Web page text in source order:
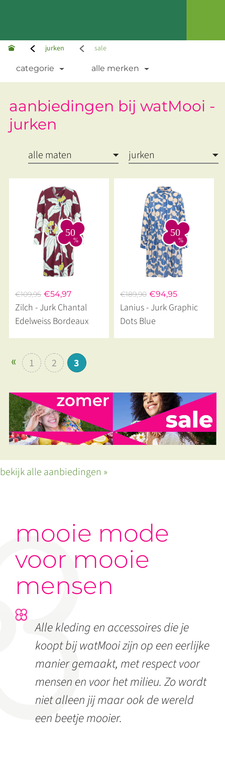
jurken sale
categorie alle merken
aanbiedingen bij watMooi -
jurken
€109,95 €54,97
Zilch - Jurk Chantal
Edelweiss Bordeaux
€189,90 €94,95
Lanius - Jurk Graphic
Dots Blue
1 2 3
bekijk alle aanbiedingen »
mooie mode
voor mooie
mensen
Alle kleding en accessoires die je
koopt bij watMooi zijn op een eerlijke
manier gemaakt, met respect voor
mensen en voor het milieu. Zo wordt
niet alleen jij maar ook de wereld
een beetje mooier.